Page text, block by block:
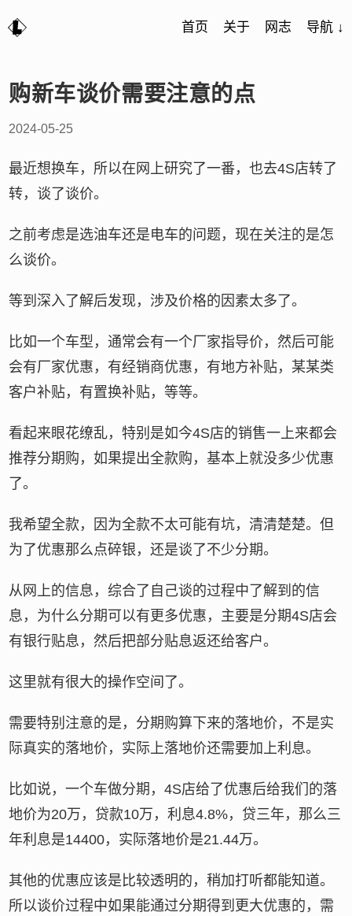
首页 关于 网志 导航 ↓
购新车谈价需要注意的点
2024-05-25
最近想换车，所以在网上研究了一番，也去4S店转了
转，谈了谈价。
之前考虑是选油车还是电车的问题，现在关注的是怎
么谈价。
等到深入了解后发现，涉及价格的因素太多了。
比如一个车型，通常会有一个厂家指导价，然后可能
会有厂家优惠，有经销商优惠，有地方补贴，某某类
客户补贴，有置换补贴，等等。
看起来眼花缭乱，特别是如今4S店的销售一上来都会
推荐分期购，如果提出全款购，基本上就没多少优惠
了。
我希望全款，因为全款不太可能有坑，清清楚楚。但
为了优惠那么点碎银，还是谈了不少分期。
从网上的信息，综合了自己谈的过程中了解到的信
息，为什么分期可以有更多优惠，主要是分期4S店会
有银行贴息，然后把部分贴息返还给客户。
这里就有很大的操作空间了。
需要特别注意的是，分期购算下来的落地价，不是实
际真实的落地价，实际上落地价还需要加上利息。
比如说，一个车做分期，4S店给了优惠后给我们的落
地价为20万，贷款10万，利息4.8%，贷三年，那么三
年利息是14400，实际落地价是21.44万。
其他的优惠应该是比较透明的，稍加打听都能知道。
所以谈价过程中如果能通过分期得到更大优惠的，需